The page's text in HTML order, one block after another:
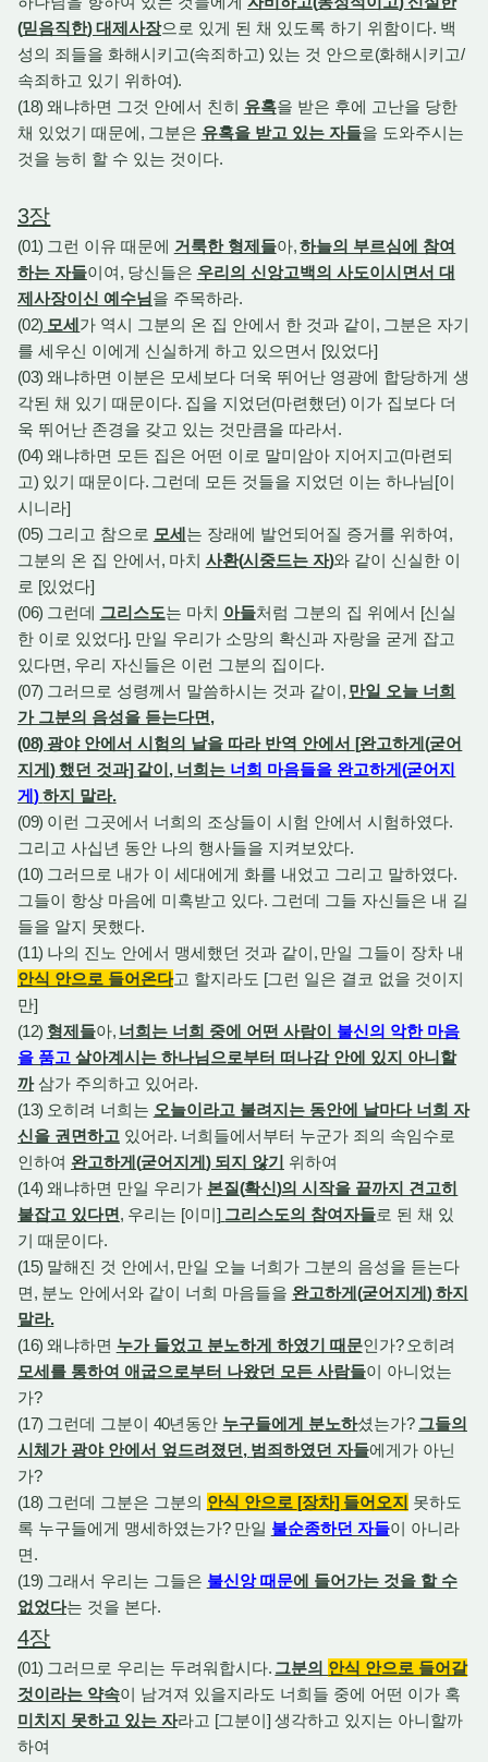
(믿음직한)대제사장으로 있게 된 채 있도록 하기 위함이다. 백
성의 죄들을 화해시키고(속죄하고) 있는 것 안으로(화해시키고/
속죄하고 있기 위하여).
(18) 왜냐하면 그것 안에서 친히 유혹을 받은 후에 고난을 당한
채 있었기 때문에, 그분은 유혹을 받고 있는 자들을 도와주시는
것을 능히 할 수 있는 것이다.
3장
(01) 그런 이유 때문에 거룩한 형제들아,하늘의 부르심에 참여
하는 자들이여, 당신들은 우리의 신앙고백의 사도이시면서 대
제사장이신 예수님을 주목하라.
(02) 모세가 역시 그분의 온 집 안에서 한 것과 같이, 그분은 자기
를 세우신 이에게 신실하게 하고 있으면서 [있었다]
(03) 왜냐하면 이분은 모세보다 더욱 뛰어난 영광에 합당하게 생
각된 채 있기 때문이다. 집을 지었던(마련했던) 이가 집보다 더
욱 뛰어난 존경을 갖고 있는 것만큼을 따라서.
(04) 왜냐하면 모든 집은 어떤 이로 말미암아 지어지고(마련되
고) 있기 때문이다. 그런데 모든 것들을 지었던 이는 하나님[이
시니라]
(05) 그리고 참으로 모세는 장래에 발언되어질 증거를 위하여,
그분의 온 집 안에서, 마치 사환(시중드는 자)와 같이 신실한 이
로 [있었다]
(06) 그런데 그리스도는 마치 아들처럼 그분의 집 위에서 [신실
한 이로 있었다]. 만일 우리가 소망의 확신과 자랑을 굳게 잡고
있다면, 우리 자신들은 이런 그분의 집이다.
(07) 그러므로 성령께서 말씀하시는 것과 같이, 만일 오늘 너희
가 그분의 음성을 듣는다면,
(08) 광야 안에서 시험의 날을 따라 반역 안에서 [완고하게(굳어
지게) 했던 것과]같이, 너희는 너희 마음들을 완고하게(굳어지
게) 하지 말라.
(09) 이런 그곳에서 너희의 조상들이 시험 안에서 시험하였다.
그리고 사십년 동안 나의 행사들을 지켜보았다.
(10) 그러므로 내가 이 세대에게 화를 내었고 그리고 말하였다.
그들이 항상 마음에 미혹받고 있다. 그런데 그들 자신들은 내 길
들을 알지 못했다.
(11) 나의 진노 안에서 맹세했던 것과 같이, 만일 그들이 장차 내
안식 안으로 들어온다고 할지라도 [그런 일은 결코 없을 것이지
만]
(12) 형제들아, 너희는 너희 중에 어떤 사람이 불신의 악한 마음
을 품고 살아계시는 하나님으로부터 떠나감 안에 있지 아니할
까삼가 주의하고 있어라.
(13) 오히려 너희는 오늘이라고 불려지는 동안에 날마다 너희 자
신을 권면하고 있어라. 너희들에서부터 누군가 죄의 속임수로
인하여 완고하게(굳어지게) 되지 않기 위하여
(14) 왜냐하면 만일 우리가 본질(확신)의 시작을 끝까지 견고히
붙잡고 있다면, 우리는 [이미] 그리스도의 참여자들로 된 채 있
기 때문이다.
(15) 말해진 것 안에서, 만일 오늘 너희가 그분의 음성을 듣는다
면, 분노 안에서와 같이 너희 마음들을 완고하게(굳어지게)하지
말라.
(16) 왜냐하면 누가 들었고 분노하게 하였기 때문인가? 오히려
모세를 통하여 애굽으로부터 나왔던 모든 사람들이 아니었는
가?
(17) 그런데 그분이 40년동안 누구들에게 분노하셨는가? 그들의
시체가 광야 안에서 엎드려졌던, 범죄하였던 자들에게가 아닌
가?
(18) 그런데 그분은 그분의 안식 안으로 [장차] 들어오지 못하도
록 누구들에게 맹세하였는가? 만일 불순종하던 자들이 아니라
면.
(19) 그래서 우리는 그들은 불신앙 때문에 들어가는 것을 할 수
없었다는 것을 본다.
4장
(01) 그러므로 우리는 두려워합시다. 그분의 안식 안으로 들어갈
것이라는 약속이 남겨져 있을지라도 너희들 중에 어떤 이가 혹
미치지 못하고 있는 자라고 [그분이]생각하고 있지는 아니할까
하여